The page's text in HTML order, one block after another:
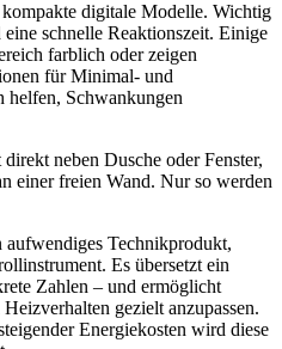
digitale Modelle. Wichtig
schnelle Reaktionszeit. Einige
farblich oder zeigen
für Minimal- und
helfen, Schwankungen
neben Dusche oder Fenster,
einer freien Wand. Nur so werden
Technikprodukt,
Es übersetzt ein
Zahlen – und ermöglicht
gezielt anzupassen.
Energiekosten wird diese